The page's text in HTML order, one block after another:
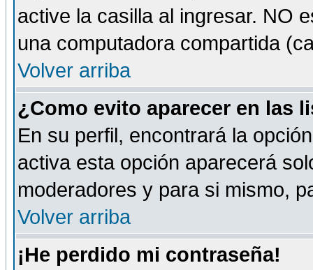
active la casilla al ingresar. NO
una computadora compartida
Volver arriba
¿Como evito aparecer en las
En su perfil, encontrará la
activa esta opción aparecerá
moderadores y para si mismo,
Volver arriba
¡He perdido mi contraseña!